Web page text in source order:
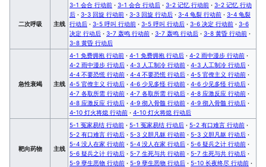
二次呼吸 主线
3-1 会合 行动前 · 3-1 会合 行动后 · 3-2 记忆 行动前 · 3-2 记忆 行动
后 · 3-3 回旋 行动前 · 3-3 回旋 行动后 · 3-4 龟裂 行动前 · 3-4 龟裂
行动后 · 3-5 呼叫 行动前 · 3-5 呼叫 行动后 · 3-6 决定 行动前 · 3-6
决定 行动后 · 3-7 轰鸣 行动前 · 3-7 轰鸣 行动后 · 3-8 黄昏 行动前 ·
3-8 黄昏 行动后
急性衰竭 主线
4-1 免费拥抱 行动前 · 4-1 免费拥抱 行动后 · 4-2 雨中漫步 行动前 ·
4-2 雨中漫步 行动后 · 4-3 人工制冷 行动前 · 4-3 人工制冷 行动后 ·
4-4 不要恐慌 行动前 · 4-4 不要恐慌 行动后 · 4-5 官僚主义 行动前 ·
4-5 官僚主义 行动后 · 4-6 少见多怪 行动前 · 4-6 少见多怪 行动后 ·
4-7 各取所需 行动前 · 4-7 各取所需 行动后 · 4-8 应激反应 行动前 ·
4-8 应激反应 行动后 · 4-9 彻入骨髓 行动前 · 4-9 彻入骨髓 行动后 ·
4-10 灯火将熄 行动前 · 4-10 灯火将熄 行动后
靶向药物 主线
5-1 冤家易结 行动前 · 5-1 冤家易结 行动后 · 5-2 有口难言 行动前 ·
5-2 有口难言 行动后 · 5-3 义胆凡躯 行动前 · 5-3 义胆凡躯 行动后 ·
5-4 没人在家 行动前 · 5-4 没人在家 行动后 · 5-6 疑兵之计 行动前 ·
5-6 疑兵之计 行动后 · 5-7 生死与共 行动前 · 5-7 生死与共 行动后 ·
5-9 孽生恶物 行动前 · 5-9 孽生恶物 行动后 · 5-10 长夜终尽 行动前 ·